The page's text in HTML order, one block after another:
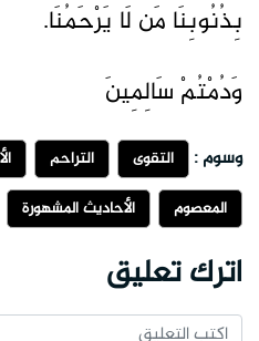
بِذُنُوبِنَا مَن لَا يَرْحَمُنَا.
وَدُمْتُمْ سَالِمِينَ
وسوم : التقوى التراحم
المعصوم
الأحاديث المشهورة
اترك تعليق